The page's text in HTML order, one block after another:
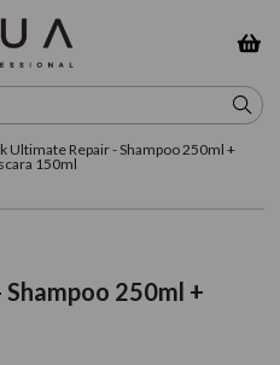
Ultimate Repair - Shampoo 250ml +
150ml
250ml +